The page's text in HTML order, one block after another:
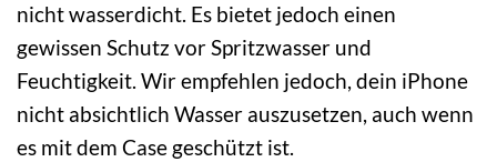
nicht wasserdicht. Es bietet jedoch einen
gewissen Schutz vor Spritzwasser und
Feuchtigkeit. Wir empfehlen jedoch, dein iPhone
nicht absichtlich Wasser auszusetzen, auch wenn
es mit dem Case geschützt ist.